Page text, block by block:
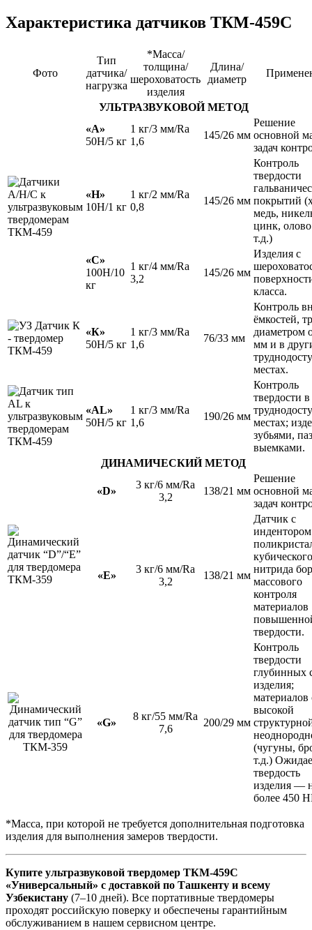
Характеристика датчиков ТКМ-459С
Фото
Тип
датчика/
нагрузка
*Масса/
толщина/
шероховатость
изделия
Длина/
диаметр
УЛЬТРАЗВУКОВОЙ МЕТОД
«А»
50H/5 кг
1 кг/3 мм/Ra
1,6
145/26 мм
Решение
основной
задач
«H»
10H/1 кг
1 кг/2 мм/Ra
0,8
145/26 мм
Контроль
твердости
покрытий
медь,
цинк,
т.д.)
«С»
100H/10
кг
1 кг/4 мм/Ra
3,2
145/26 мм
Изделия с
класса.
«К»
50H/5 кг
1 кг/3 мм/Ra
1,6
76/33 мм
Контроль
ёмкостей,
диаметром
мм и в
местах.
«AL»
50H/5 кг
1 кг/3 мм/Ra
1,6
190/26 мм
Контроль
твердости в
местах;
зубьями,
выемками.
ДИНАМИЧЕСКИЙ МЕТОД
«D»
3 кг/6 мм/Ra
3,2
138/21 мм
Решение
основной
задач
«E»
3 кг/6 мм/Ra
3,2
138/21 мм
Датчик с
кубического
нитрида
массового
контроля
материалов
твердости.
«G»
8 кг/55 мм/Ra
7,6
200/29 мм
Контроль
твердости
глубинных
изделия;
материалов
высокой
(чугуны,
т.д.)
твердость
изделия —
более 450
*Mасса, при которой не требуется дополнительная подготовка
изделия для выполнения замеров твердости.
Купите ультразвуковой твердомер ТКМ-459С
«Универсальный» с доставкой по Ташкенту и всему
Узбекистану (7–10 дней). Все портативные твердомеры
проходят российскую поверку и обеспечены гарантийным
обслуживанием в нашем сервисном центре.